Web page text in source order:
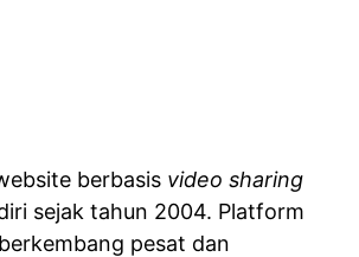
berbasis video sharing
sejak tahun 2004. Platform
pesat dan